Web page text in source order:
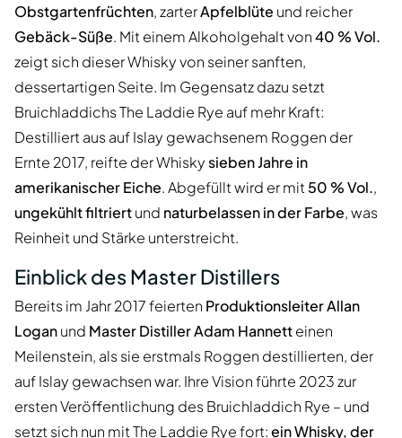
Obstgartenfrüchten, zarterApfelblüte und reicher
Gebäck-Süße. Mit einem Alkoholgehalt von40 % Vol.
zeigt sich dieser Whisky von seiner sanften,
dessertartigen Seite. Im Gegensatz dazu setzt
Bruichladdichs The Laddie Rye auf mehr Kraft:
Destilliert aus auf Islay gewachsenem Roggen der
Ernte 2017, reifte der Whiskysieben Jahre in
amerikanischer Eiche. Abgefüllt wird er mit 50 % Vol.,
ungekühlt filtriertund naturbelassen in der Farbe, was
Reinheit und Stärke unterstreicht.
Einblick des Master Distillers
Bereits im Jahr 2017 feierten Produktionsleiter Allan
Loganund Master Distiller Adam Hannetteinen
Meilenstein, als sie erstmals Roggen destillierten, der
auf Islay gewachsen war. Ihre Vision führte 2023 zur
ersten Veröffentlichung des Bruichladdich Rye – und
setzt sich nun mit The Laddie Rye fort:ein Whisky, der